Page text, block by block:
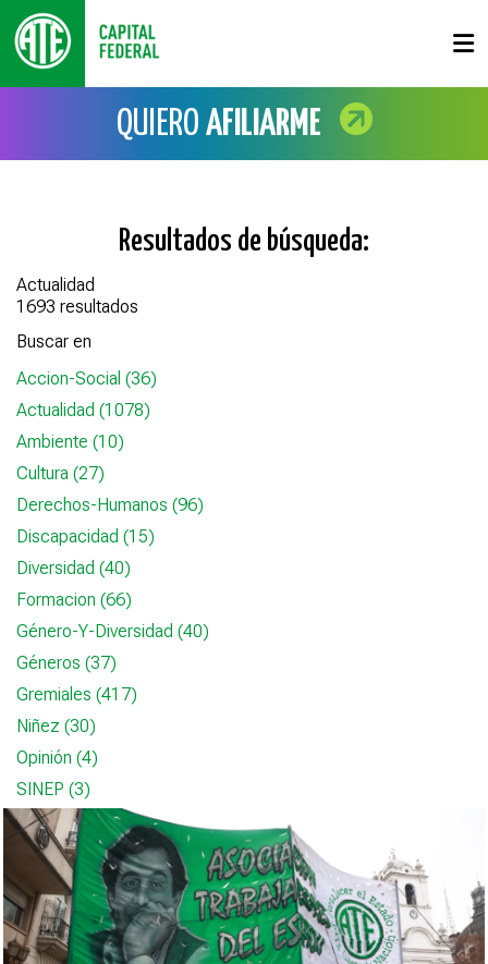
QUIERO AFILIARME
Resultados de búsqueda:
Actualidad
1693 resultados
Buscar en
Accion-Social (36)
Actualidad (1078)
Ambiente (10)
Cultura (27)
Derechos-Humanos (96)
Discapacidad (15)
Diversidad (40)
Formacion (66)
Género-Y-Diversidad (40)
Géneros (37)
Gremiales (417)
Niñez (30)
Opinión (4)
SINEP (3)